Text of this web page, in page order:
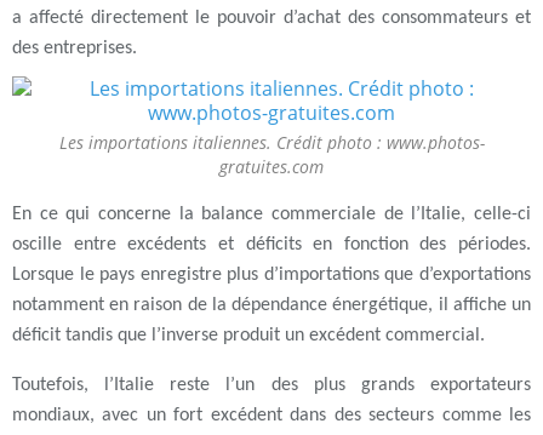
a affecté directement le pouvoir d’achat des consommateurs et
des entreprises.
Les importations italiennes. Crédit photo : www.photos-
gratuites.com
En ce qui concerne la balance commerciale de l’Italie, celle-ci
oscille entre excédents et déficits en fonction des périodes.
Lorsque le pays enregistre plus d’importations que d’exportations
notamment en raison de la dépendance énergétique, il affiche un
déficit tandis que l’inverse produit un excédent commercial.
Toutefois, l’Italie reste l’un des plus grands exportateurs
mondiaux, avec un fort excédent dans des secteurs comme les